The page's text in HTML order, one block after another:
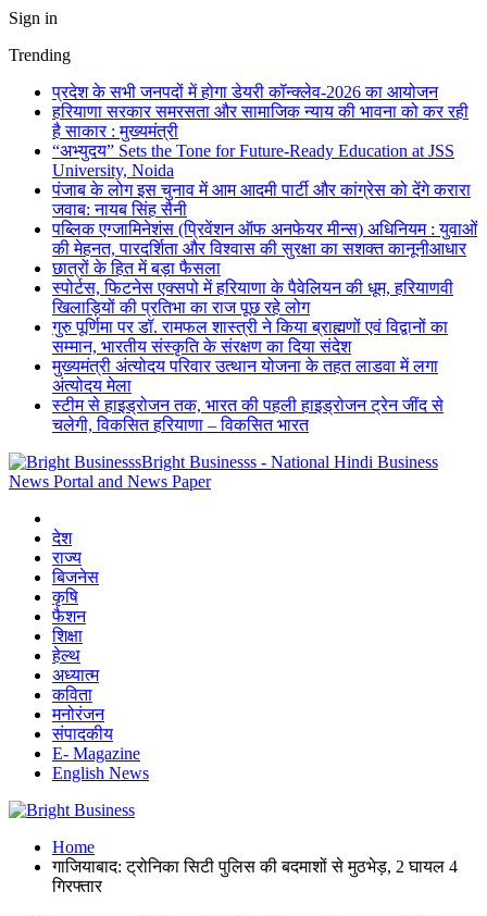
Sign in
Trending
प्रदेश के सभी जनपदों में होगा डेयरी कॉन्क्लेव-2026 का आयोजन
हरियाणा सरकार समरसता और सामाजिक न्याय की भावना को कर रही
है साकार : मुख्यमंत्री
“अभ्युदय” Sets the Tone for Future-Ready Education at JSS
University, Noida
पंजाब के लोग इस चुनाव में आम आदमी पार्टी और कांग्रेस को देंगे करारा
जवाब: नायब सिंह सैनी
पब्लिक एग्जामिनेशंस (प्रिवेंशन ऑफ अनफेयर मीन्स) अधिनियम : युवाओं
की मेहनत, पारदर्शिता और विश्वास की सुरक्षा का सशक्त कानूनीआधार
छात्रों के हित में बड़ा फैसला
स्पोर्टस, फिटनेस एक्सपो में हरियाणा के पैवेलियन की धूम, हरियाणवी
खिलाड़ियों की प्रतिभा का राज पूछ रहे लोग
गुरु पूर्णिमा पर डॉ. रामफल शास्त्री ने किया ब्राह्मणों एवं विद्वानों का
सम्मान, भारतीय संस्कृति के संरक्षण का दिया संदेश
मुख्यमंत्री अंत्योदय परिवार उत्थान योजना के तहत लाडवा में लगा
अंत्योदय मेला
स्टीम से हाइड्रोजन तक, भारत की पहली हाइड्रोजन ट्रेन जींद से
चलेगी, विकसित हरियाणा – विकसित भारत
Bright Businesss - National Hindi Business
News Portal and News Paper
देश
राज्य
बिजनेस
कृषि
फैशन
शिक्षा
हेल्थ
अध्यात्म
कविता
मनोरंजन
संपादकीय
E- Magazine
English News
Home
गाजियाबाद: ट्रोनिका सिटी पुलिस की बदमाशों से मुठभेड़, 2 घायल 4
गिरफ्तार